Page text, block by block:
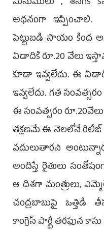
అధ‌నంగా ఇప్పించాలి.
పెట్టుబ‌డి సాయం కింద
ఏడాదికి రూ.20 వేలు
కూడా ఇవ్వ‌లేదు. ఈ
ఇవ్వ‌లేదు. గత
ఈ సంవత్సరం
తక్షణమే ఈ నెలలోనే రిలీజ్
వ‌దులుతార‌ని
అందిస్తే రైతులు
ఆ దిశ‌గా మంత్రులు,
చంద్ర‌బాబుపై ఒత్తిడి
కాంగ్రెస్ పార్టీ త‌ర‌ఫున